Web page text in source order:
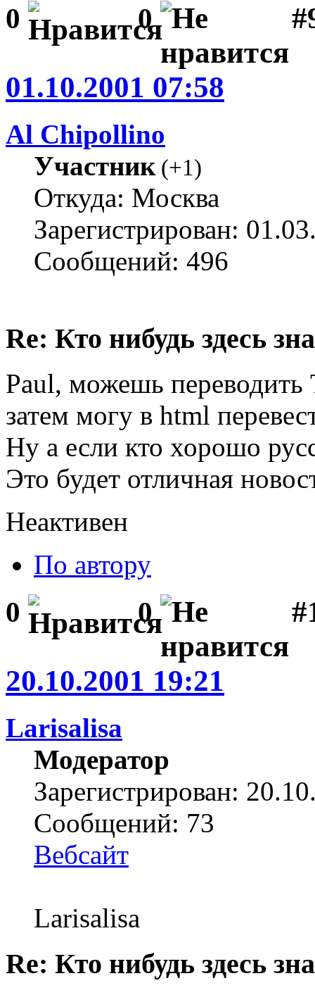
0 0
01.10.2001 07:58
Al Chipollino
Участник(+1)
Откуда: Москва
Зарегистрирован:
Сообщений: 496
Re: Кто нибудь здесь
Paul, можешь переводить
затем могу в html
Ну а если кто хорошо
Это будет отличная
Неактивен
По автору
0 0
20.10.2001 19:21
Larisalisa
Модератор
Зарегистрирован:
Сообщений: 73
Вебсайт
Larisalisa
Re: Кто нибудь здесь